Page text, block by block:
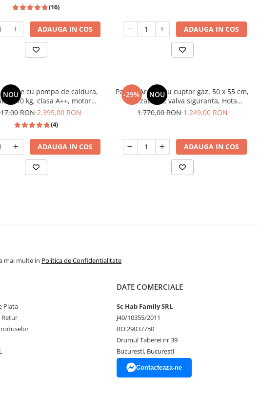
(16)
ADAUGA IN COS ADAUGA IN COS
NOUrufe cu pompa de caldura,
10 kg, clasa A++, motor
14 programe, Heinner
RON2.399,00 RON
(4)
ADAUGA IN COS
-29% NOU
Pachet Aragaz cu cuptor gaz, 50 x 55 cm,
4 arzatoare, valva siguranta, Hota
traditionala, 2 motoare, 3 viteze, 299-
1.770,00 RON1.249,00 RON
ADAUGA IN COS
mai multe in Politica de Confidentialitate
Plata
Retur
DATE COMERCIALE
Sc Hab Family SRL
J40/10355/2011
RO 29037750
Drumul Taberei nr 39
Bucuresti, Bucuresti
Contacteaza-ne